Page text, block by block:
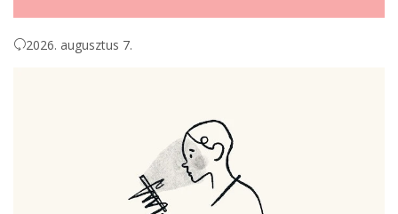
2026. augusztus 7.